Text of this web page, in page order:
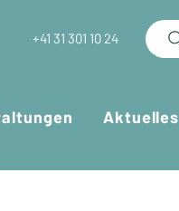
+41 31 301 10 24
Aktuelles